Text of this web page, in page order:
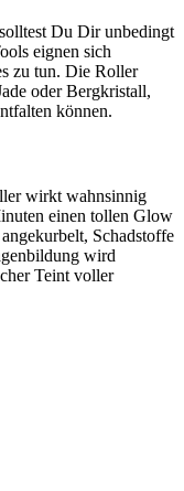
Du Dir unbedingt
eignen sich
zu tun. Die Roller
oder Bergkristall,
können.
wirkt wahnsinnig
einen tollen Glow
Schadstoffe
wird
Teint voller